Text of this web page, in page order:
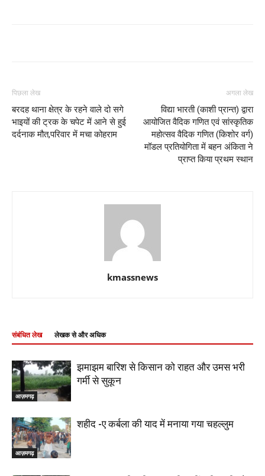
पिछला लेख
बरदह थाना क्षेत्र के रहने वाले दो सगे
भाइयों की ट्रक के चपेट में आने से हुई
दर्दनाक मौत,परिवार में मचा कोहराम
अगला लेख
विद्या भारती (काशी प्रान्त) द्वारा
आयोजित वैदिक गणित एवं सांस्कृतिक
महोत्सव वैदिक गणित (किशोर वर्ग)
मॉडल प्रतियोगिता में बहन अंकिता ने
प्राप्त किया प्रथम स्थान
kmassnews
संबंधित लेख लेखक से और अधिक
आज़मगढ़
झमाझम बारिश से किसान को राहत और उमस भरी
गर्मी से सुकून
आज़मगढ़
शहीद -ए कर्बला की याद में मनाया गया चहल्लुम